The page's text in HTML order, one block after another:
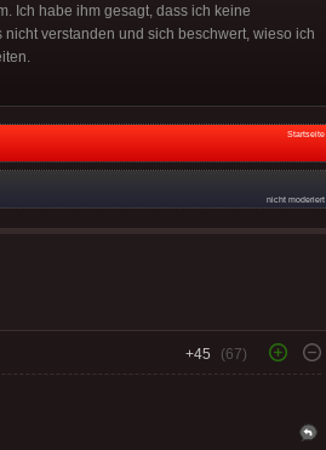
Ich habe ihm gesagt, dass ich keine
verstanden und sich beschwert, wieso ich
Startseite
nicht moderiert
+45 (67)